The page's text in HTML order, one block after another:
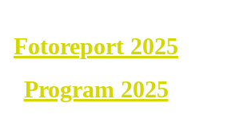
Fotoreport 2025
Program 2025